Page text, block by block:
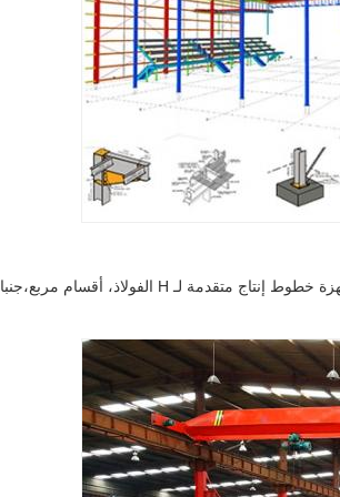
منشأة التصنيع لدينا 35،000m2 يشمل 20،000m2 من مساحة ورشة العمل مجهزة خطوط إنتاج متقدمة لـ H الفولاذ، أقسام مربع،جنبا